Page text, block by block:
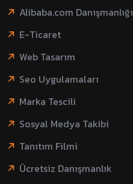
Alibaba.com Danışmanlığı
E-Ticaret
Web Tasarım
Seo Uygulamaları
Marka Tescili
Sosyal Medya Takibi
Tanıtım Filmi
Ücretsiz Danışmanlık